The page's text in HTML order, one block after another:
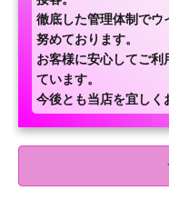
徹底した管理体制でウ
努めております。
お客様に安心してご利
ています。
今後とも当店を宜しく